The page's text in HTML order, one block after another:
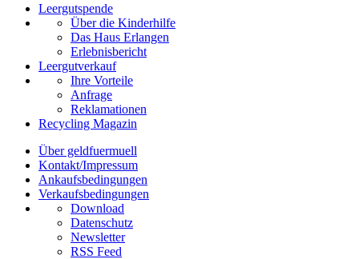
Leergutspende
Über die Kinderhilfe
Das Haus Erlangen
Erlebnisbericht
Leergutverkauf
Ihre Vorteile
Anfrage
Reklamationen
Recycling Magazin
Über geldfuermuell
Kontakt/Impressum
Ankaufsbedingungen
Verkaufsbedingungen
Download
Datenschutz
Newsletter
RSS Feed